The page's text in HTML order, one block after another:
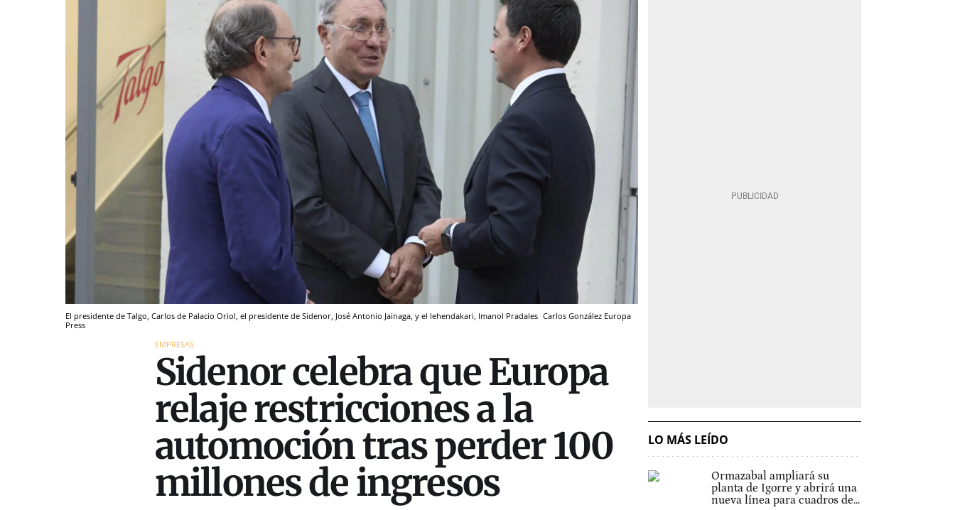
El presidente de Talgo, Carlos de Palacio Oriol, el presidente de Sidenor, José Antonio Jainaga, y el lehendakari, Imanol Pradales Carlos González Europa
Press
EMPRESAS
Sidenor celebra que Europa
relaje restricciones a la
automoción tras perder 100
millones de ingresos
LO MÁS LEÍDO
Ormazabal ampliará su
planta de Igorre y abrirá una
nueva línea para cuadros de...